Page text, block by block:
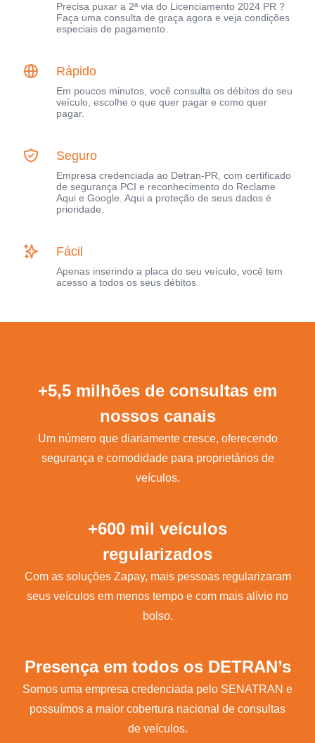
Precisa puxar a 2ª via do Licenciamento 2024 PR ?
Faça uma consulta de graça agora e veja condições
especiais de pagamento.
Rápido
Em poucos minutos, você consulta os débitos do seu
veículo, escolhe o que quer pagar e como quer
pagar.
Seguro
Empresa credenciada ao Detran-PR, com certificado
de segurança PCI e reconhecimento do Reclame
Aqui e Google. Aqui a proteção de seus dados é
prioridade.
Fácil
Apenas inserindo a placa do seu veículo, você tem
acesso a todos os seus débitos.
+5,5 milhões de consultas em
nossos canais
Um número que diariamente cresce, oferecendo
segurança e comodidade para proprietários de
veículos.
+600 mil veículos
regularizados
Com as soluções Zapay, mais pessoas regularizaram
seus veículos em menos tempo e com mais alívio no
bolso.
Presença em todos os DETRAN’s
Somos uma empresa credenciada pelo SENATRAN e
possuímos a maior cobertura nacional de consultas
de veículos.